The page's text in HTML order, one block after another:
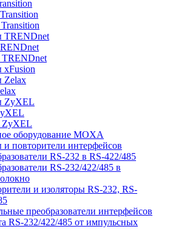
TRENDnet
xFusion
Zelax
ZyXEL
ZyXEL
оборудование MOXA
и повторители интерфейсов
RS-232 в RS-422/485
RS-232/422/485 в
и изоляторы RS-232, RS-
преобразователи интерфейсов
RS-232/422/485 от импульсных